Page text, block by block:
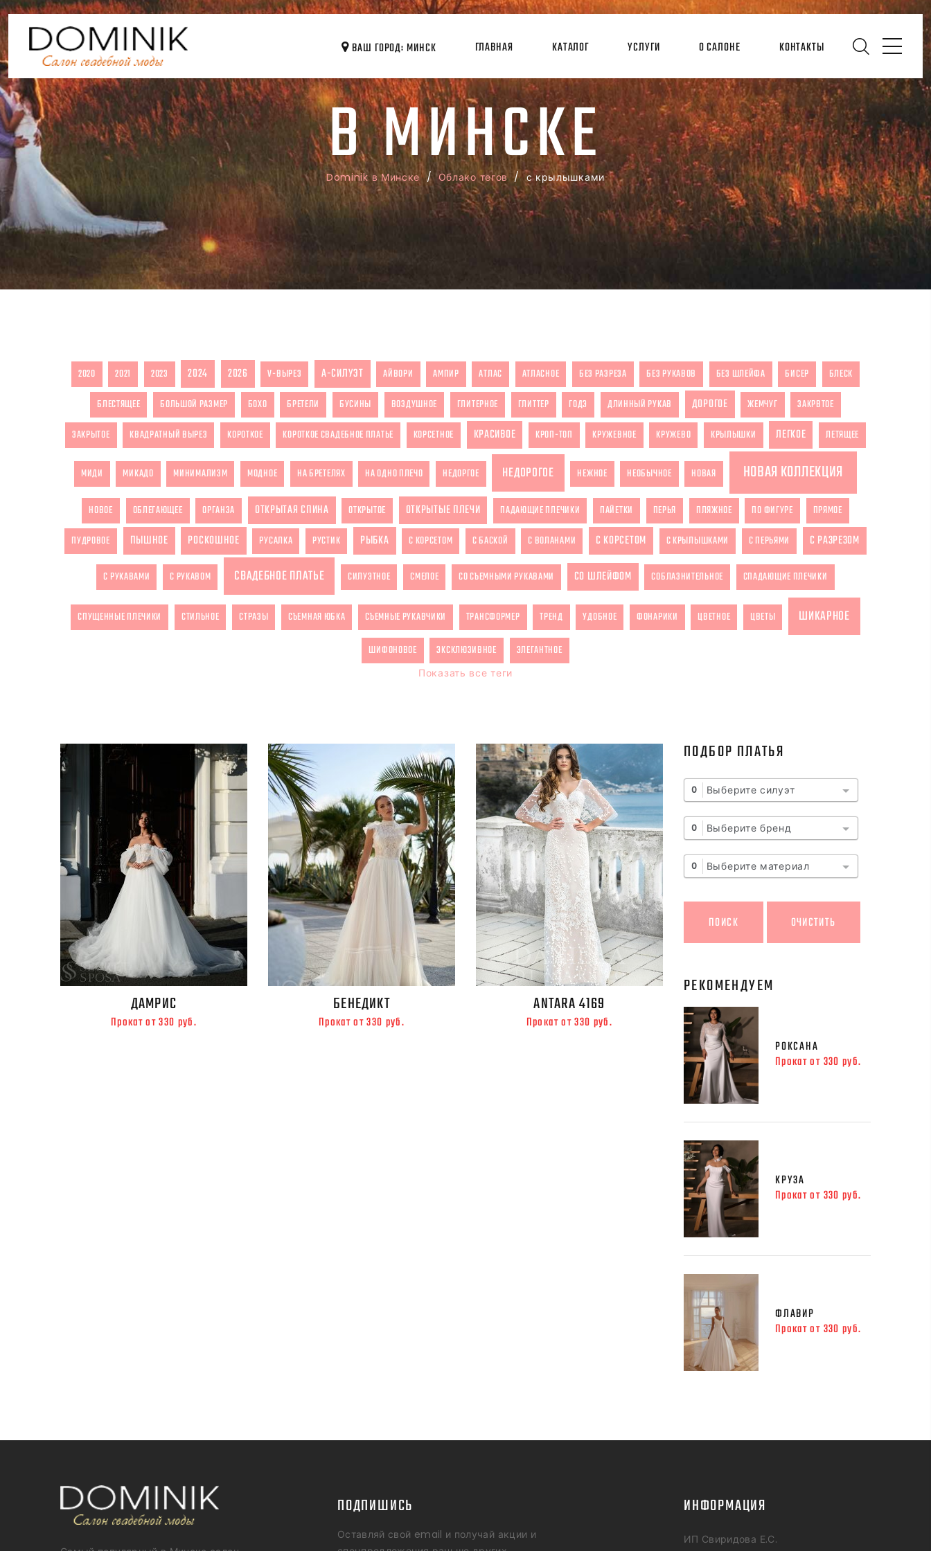
ВАШ ГОРОД: МИНСК ГЛАВНАЯ КАТАЛОГ УСЛУГИ О САЛОНЕ КОНТАКТЫ
В МИНСКЕ
Dominik в Минске/Облако тегов/ с крылышками
2020 2021 2023 2024 2026 V-ВЫРЕЗ А-СИЛУЭТ АЙВОРИ АМПИР АТЛАС АТЛАСНОЕ БЕЗ РАЗРЕЗА БЕЗ РУКАВОВ БЕЗ ШЛЕЙФА БИСЕР БЛЕСК
БЛЕСТЯЩЕЕ БОЛЬШОЙ РАЗМЕР БОХО БРЕТЕЛИ БУСИНЫ ВОЗДУШНОЕ ГЛИТЕРНОЕ ГЛИТТЕР ГОДЭ ДЛИННЫЙ РУКАВ ДОРОГОЕ ЖЕМЧУГ ЗАКРВТОЕ
ЗАКРЫТОЕ КВАДРАТНЫЙ ВЫРЕЗ КОРОТКОЕ КОРОТКОЕ СВАДЕБНОЕ ПЛАТЬЕ КОРСЕТНОЕ КРАСИВОЕ КРОП-ТОП КРУЖЕВНОЕ КРУЖЕВО КРЫЛЫШКИ ЛЕГКОЕ ЛЕТЯЩЕЕ
МИДИ МИКАДО МИНИМАЛИЗМ МОДНОЕ НА БРЕТЕЛЯХ НА ОДНО ПЛЕЧО НЕДОРГОЕ НЕДОРОГОЕ НЕЖНОЕ НЕОБЫЧНОЕ НОВАЯ НОВАЯ КОЛЛЕКЦИЯ
НОВОЕ ОБЛЕГАЮЩЕЕ ОРГАНЗА ОТКРЫТАЯ СПИНА ОТКРЫТОЕ ОТКРЫТЫЕ ПЛЕЧИ ПАДАЮЩИЕ ПЛЕЧИКИ ПАЙЕТКИ ПЕРЬЯ ПЛЯЖНОЕ ПО ФИГУРЕ ПРЯМОЕ
ПУДРОВОЕ ПЫШНОЕ РОСКОШНОЕ РУСАЛКА РУСТИК РЫБКА С КОРСЕТОМ С БАСКОЙ С ВОЛАНАМИ С КОРСЕТОМ С КРЫЛЫШКАМИ С ПЕРЬЯМИ С РАЗРЕЗОМ
С РУКАВАМИ С РУКАВОМ СВАДЕБНОЕ ПЛАТЬЕ СИЛУЭТНОЕ СМЕЛОЕ СО СЪЕМНЫМИ РУКАВАМИ СО ШЛЕЙФОМ СОБЛАЗНИТЕЛЬНОЕ СПАДАЮЩИЕ ПЛЕЧИКИ
СПУЩЕННЫЕ ПЛЕЧИКИ СТИЛЬНОЕ СТРАЗЫ СЪЕМНАЯ ЮБКА СЪЕМНЫЕ РУКАВЧИКИ ТРАНСФОРМЕР ТРЕНД УДОБНОЕ ФОНАРИКИ ЦВЕТНОЕ ЦВЕТЫ ШИКАРНОЕ
ШИФОНОВОЕ ЭКСКЛЮЗИВНОЕ ЭЛЕГАНТНОЕ
Показать все теги
ДАМРИС
Прокат от 330 руб.
БЕНЕДИКТ
Прокат от 330 руб.
ANTARA 4169
Прокат от 330 руб.
ПОДБОР ПЛАТЬЯ
0 Выберите силуэт
0 Выберите бренд
0 Выберите материал
РЕКОМЕНДУЕМ
РОКСАНА
Прокат от 330 руб.
КРУЗА
Прокат от 330 руб.
ФЛАВИР
Прокат от 330 руб.
ПОДПИШИСЬ
Оставляй свой email и получай акции и
ИНФОРМАЦИЯ
ИП Свиридова Е.С.